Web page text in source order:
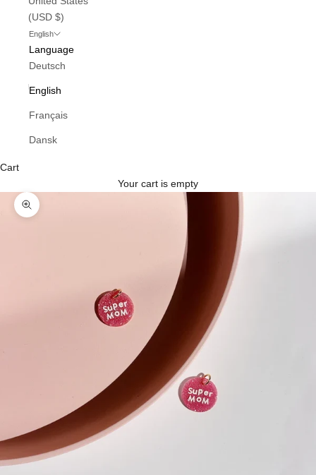
(USD $)
English
Language
Deutsch
English
Français
Dansk
Cart
Your cart is empty
Zoom picture